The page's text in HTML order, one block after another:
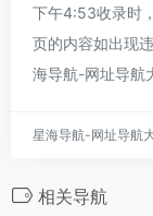
下午4:53收录时
页的内容如出现
海导航-网址导航
星海导航-网址导航
相关导航